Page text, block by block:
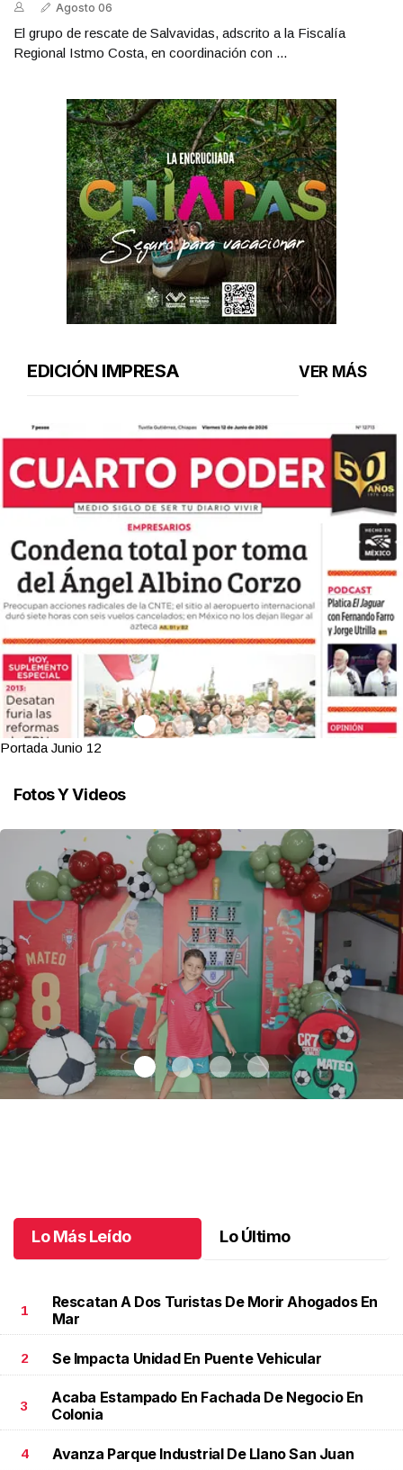
Agosto 06
El grupo de rescate de Salvavidas, adscrito a la Fiscalía
Regional Istmo Costa, en coordinación con ...
EDICIÓN IMPRESA VER MÁS
Portada Junio 12
Fotos Y Videos
Lo Más Leído Lo Último
1
Rescatan A Dos Turistas De Morir Ahogados En
Mar
2 Se Impacta Unidad En Puente Vehicular
3
Acaba Estampado En Fachada De Negocio En
Colonia
4 Avanza Parque Industrial De Llano San Juan